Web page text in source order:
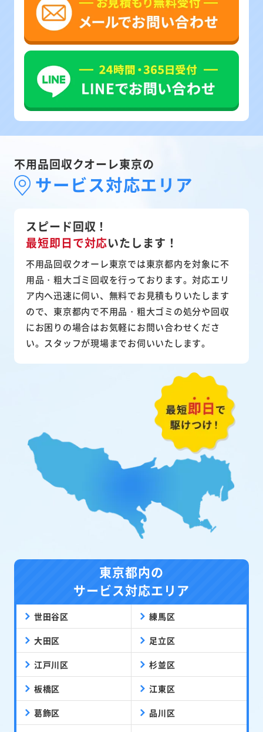
不用品回収クオーレ東京の
サービス対応エリア
スピード回収！
最短即日で対応いたします！
不用品回収クオーレ東京では東京都内を対象に不
用品・粗大ゴミ回収を行っております。対応エリ
ア内へ迅速に伺い、無料でお見積もりいたします
ので、東京都内で不用品・粗大ゴミの処分や回収
にお困りの場合はお気軽にお問い合わせくださ
い。スタッフが現場までお伺いいたします。
東京都内の
サービス対応エリア
世田谷区 練馬区
大田区 足立区
江戸川区 杉並区
板橋区 江東区
葛飾区 品川区